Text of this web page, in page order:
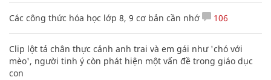
Các công thức hóa học lớp 8, 9 cơ bản cần nhớ 106
Clip lột tả chân thực cảnh anh trai và em gái như 'chó với
mèo', người tinh ý còn phát hiện một vấn đề trong giáo dục
con